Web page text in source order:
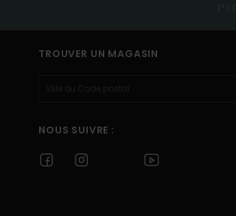
(*)
TROUVER UN MAGASIN
NOUS SUIVRE :